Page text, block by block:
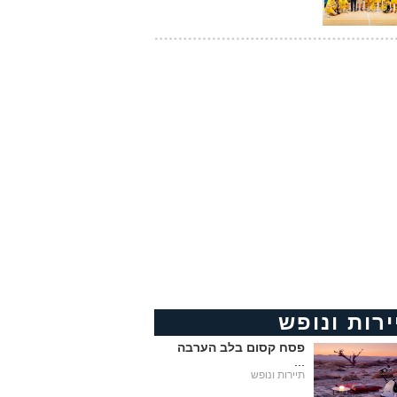
ונופש
פסח קסום בלב הערבה
תיירות ונופש